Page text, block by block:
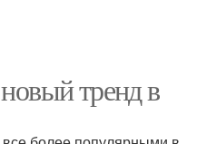
тренд в